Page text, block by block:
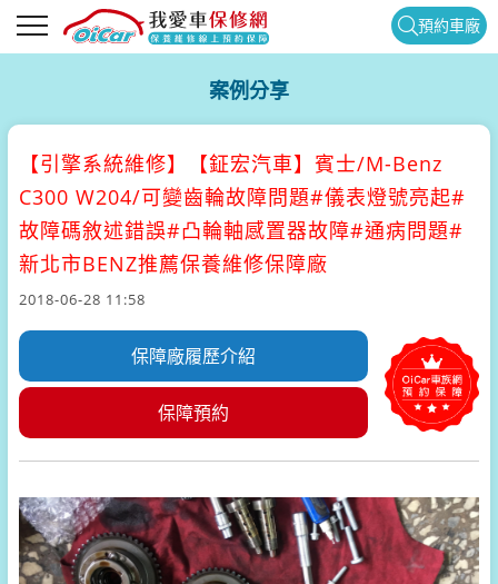
預約車廠
案例分享
【引擎系統維修】
【鉦宏汽車】賓士/M-Benz
C300 W204/可變齒輪故障問題#儀表燈號亮起#
故障碼敘述錯誤#凸輪軸感置器故障#通病問題#
新北市BENZ推薦保養維修保障廠
2018-06-28 11:58
保障廠履歷介紹
保障預約